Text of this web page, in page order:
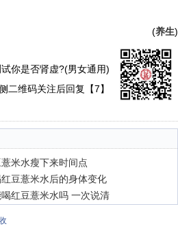
(养生)
你是否肾虚?(男女通用)
二维码关注后回复【7】
米水瘦下来时间点
豆薏米水后的身体变化
红豆薏米水吗 一次说清